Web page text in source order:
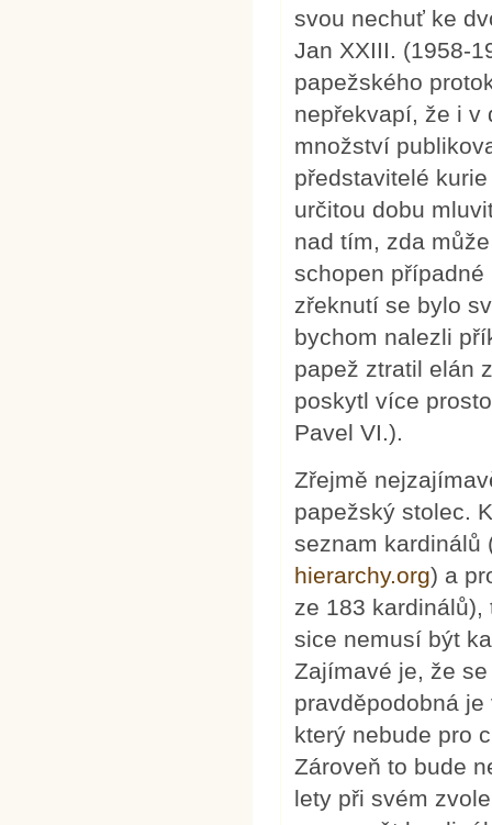
svou nechuť ke
Jan XXIII. (1958-
papežského
nepřekvapí, že i v
množství
představitelé
určitou dobu
nad tím, zda
schopen
zřeknutí se bylo
bychom nalezli
papež ztratil elán
poskytl více
Pavel VI.).
Zřejmě
papežský stolec.
seznam kardinálů
hierarchy.org) a
ze 183
sice nemusí být
Zajímavé je, že
pravděpodobná
který nebude pro
Zároveň to bude
lety při svém